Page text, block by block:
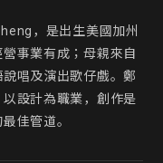
，是出生美國加州
事業有成；母親來自
唱及演出歌仔戲。鄭
設計為職業，創作是
佳管道。